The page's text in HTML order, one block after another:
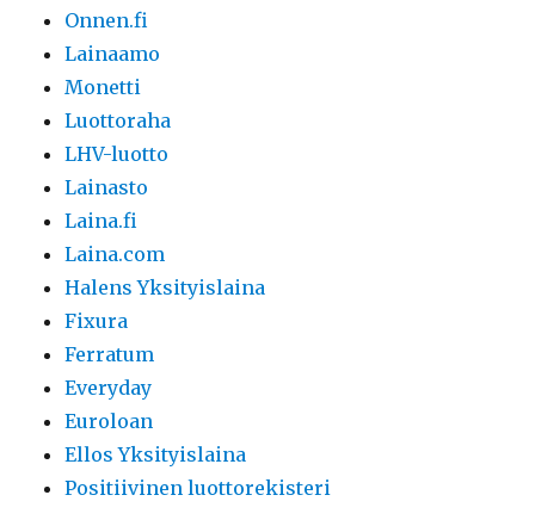
Onnen.fi
Lainaamo
Monetti
Luottoraha
LHV-luotto
Lainasto
Laina.fi
Laina.com
Halens Yksityislaina
Fixura
Ferratum
Everyday
Euroloan
Ellos Yksityislaina
Positiivinen luottorekisteri